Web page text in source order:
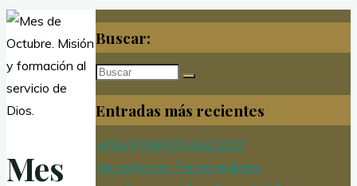
Mes
Buscar:
Buscar:
Entradas más recientes
HOJA PARROQUIAl 1000
Necesitamos Patrocinadores